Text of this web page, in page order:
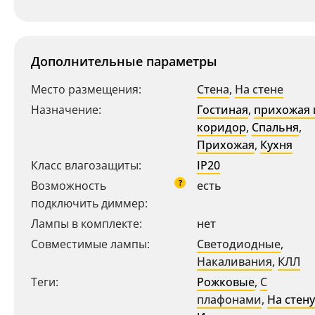
Ваш регион:Москва
8 (800) 100-44-53- бесплатно по России
+7 (495) 104-99-55- бесплатная доставка
Дополнительные параметры
Место размещения: Стена, На стене
Назначение:
Гостиная, прихожая
коридор, Спальня,
Прихожая, Кухня
Класс влагозащиты:
IP20
Возможность
подключить диммер:
? есть
Лампы в комплекте:
нет
Совместимые лампы:
Светодиодные,
Накаливания, КЛЛ
Теги:
Рожковые, С
плафонами, На стену